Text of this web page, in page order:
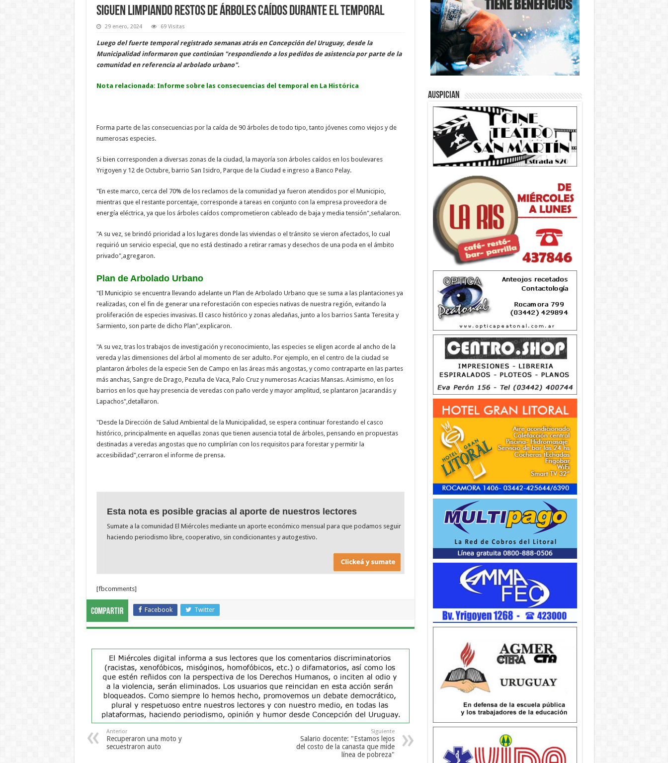
Siguen limpiando restos de árboles caídos durante el temporal
29 enero, 2024 69 Visitas
Luego del fuerte temporal registrado semanas atrás en Concepción del Uruguay, desde la
Municipalidad informaron que continúan "respondiendo a los pedidos de asistencia por parte de la
comunidad en referencia al arbolado urbano".
Nota relacionada: Informe sobre las consecuencias del temporal en La Histórica
Forma parte de las consecuencias por la caída de 90 árboles de todo tipo, tanto jóvenes como viejos y de
numerosas especies.
Si bien corresponden a diversas zonas de la ciudad, la mayoría son árboles caídos en los boulevares
Yrigoyen y 12 de Octubre, barrio San Isidro, Parque de la Ciudad e ingreso a Banco Pelay.
"En este marco, cerca del 70% de los reclamos de la comunidad ya fueron atendidos por el Municipio,
mientras que el restante porcentaje, corresponde a tareas en conjunto con la empresa proveedora de
energía eléctrica, ya que los árboles caídos comprometieron cableado de baja y media tensión",señalaron.
"A su vez, se brindó prioridad a los lugares donde las viviendas o el tránsito se vieron afectados, lo cual
requirió un servicio especial, que no está destinado a retirar ramas y desechos de una poda en el ámbito
privado",agregaron.
Plan de Arbolado Urbano
"El Municipio se encuentra llevando adelante un Plan de Arbolado Urbano que se suma a las plantaciones ya
realizadas, con el fin de generar una reforestación con especies nativas de nuestra región, evitando la
proliferación de especies invasivas. El casco histórico y zonas aledañas, junto a los barrios Santa Teresita y
Sarmiento, son parte de dicho Plan",explicaron.
"A su vez, tras los trabajos de investigación y reconocimiento, las especies se eligen acorde al ancho de la
vereda y las dimensiones del árbol al momento de ser adulto. Por ejemplo, en el centro de la ciudad se
plantaron árboles de la especie Sen de Campo en las áreas más angostas, y como contraparte en las partes
más anchas, Sangre de Drago, Pezuña de Vaca, Palo Cruz y numerosas Acacias Mansas. Asimismo, en los
barrios en los que hay presencia de veredas con paño verde y mayor amplitud, se plantaron Jacarandás y
Lapachos",detallaron.
"Desde la Dirección de Salud Ambiental de la Municipalidad, se espera continuar forestando el casco
histórico, principalmente en aquellas zonas que tienen ausencia total de árboles, pensando en propuestas
destinadas a veredas angostas que no cumplirían con los requisitos para forestar y permitir la
accesibilidad",cerraron el informe de prensa.
Esta nota es posible gracias al aporte de nuestros lectores
Sumate a la comunidad El Miércoles mediante un aporte económico mensual para que podamos seguir
haciendo periodismo libre, cooperativo, sin condicionantes y autogestivo.
[fbcomments]
Compartir Facebook Twitter
Anterior
Recuperaron una moto y
secuestraron auto
Siguiente
Salario docente: "Estamos lejos
del costo de la canasta que mide
línea de pobreza"
Auspician